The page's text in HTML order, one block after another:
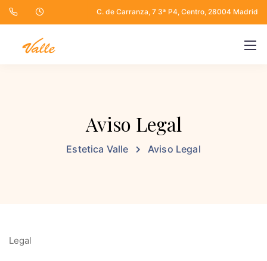
C. de Carranza, 7 3ª P4, Centro, 28004 Madrid
Aviso Legal
Estetica Valle Aviso Legal
Legal